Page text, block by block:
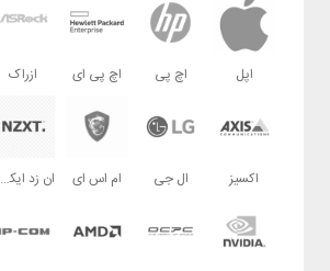
اپل اچ پی اچ پی ای ازراک
اکسیز ال جی ام اس ای ان زد ایکس تی